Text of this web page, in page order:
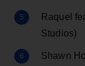
Raquel
Studios)
Shawn